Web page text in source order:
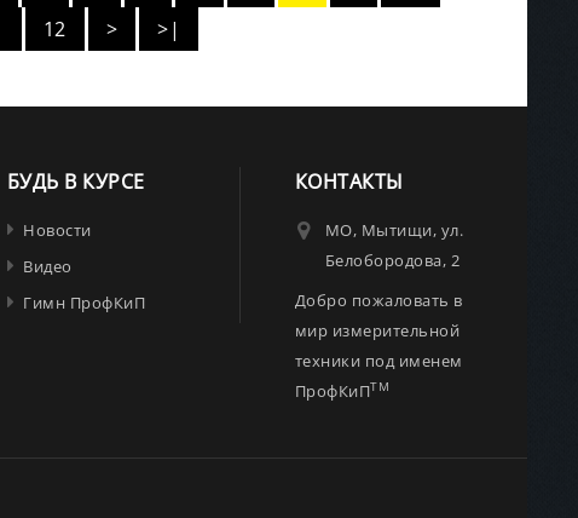
12 > >|
БУДЬ В КУРСЕ
Новости
Видео
Гимн ПрофКиП
КОНТАКТЫ
МО, Мытищи, ул.
Белобородова, 2
Добро пожаловать в
мир измерительной
техники под именем
ПрофКиПTM